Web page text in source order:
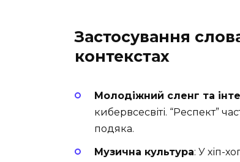
Застосування
контекстах
Молодіжний сленг та
кибервсесвіті. “Респект”
подяка.
Музична культура: У хіп-